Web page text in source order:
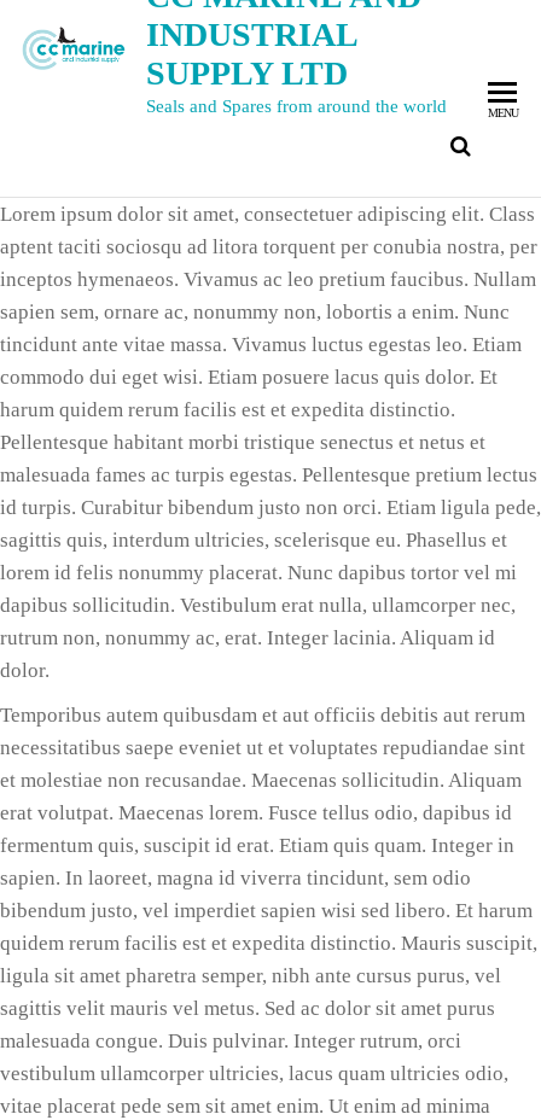
INDUSTRIAL
SUPPLY LTD
Seals and Spares from around the world MENU
Lorem ipsum dolor sit amet, consectetuer adipiscing elit. Class
aptent taciti sociosqu ad litora torquent per conubia nostra, per
inceptos hymenaeos. Vivamus ac leo pretium faucibus. Nullam
sapien sem, ornare ac, nonummy non, lobortis a enim. Nunc
tincidunt ante vitae massa. Vivamus luctus egestas leo. Etiam
commodo dui eget wisi. Etiam posuere lacus quis dolor. Et
harum quidem rerum facilis est et expedita distinctio.
Pellentesque habitant morbi tristique senectus et netus et
malesuada fames ac turpis egestas. Pellentesque pretium lectus
id turpis. Curabitur bibendum justo non orci. Etiam ligula pede,
sagittis quis, interdum ultricies, scelerisque eu. Phasellus et
lorem id felis nonummy placerat. Nunc dapibus tortor vel mi
dapibus sollicitudin. Vestibulum erat nulla, ullamcorper nec,
rutrum non, nonummy ac, erat. Integer lacinia. Aliquam id
dolor.
Temporibus autem quibusdam et aut officiis debitis aut rerum
necessitatibus saepe eveniet ut et voluptates repudiandae sint
et molestiae non recusandae. Maecenas sollicitudin. Aliquam
erat volutpat. Maecenas lorem. Fusce tellus odio, dapibus id
fermentum quis, suscipit id erat. Etiam quis quam. Integer in
sapien. In laoreet, magna id viverra tincidunt, sem odio
bibendum justo, vel imperdiet sapien wisi sed libero. Et harum
quidem rerum facilis est et expedita distinctio. Mauris suscipit,
ligula sit amet pharetra semper, nibh ante cursus purus, vel
sagittis velit mauris vel metus. Sed ac dolor sit amet purus
malesuada congue. Duis pulvinar. Integer rutrum, orci
vestibulum ullamcorper ultricies, lacus quam ultricies odio,
vitae placerat pede sem sit amet enim. Ut enim ad minima